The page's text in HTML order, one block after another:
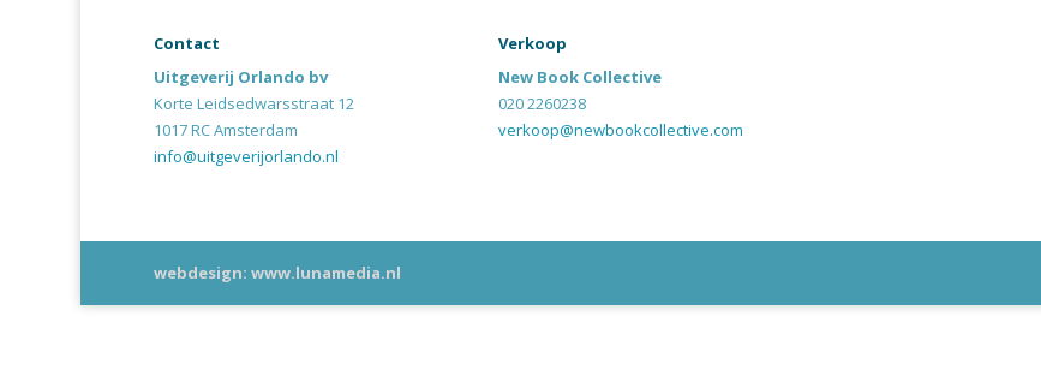
Contact
Uitgeverij Orlando bv
Korte Leidsedwarsstraat 12
1017 RC Amsterdam
info@uitgeverijorlando.nl
Verkoop
New Book Collective
020 2260238
verkoop@newbookcollective.com
webdesign: www.lunamedia.nl